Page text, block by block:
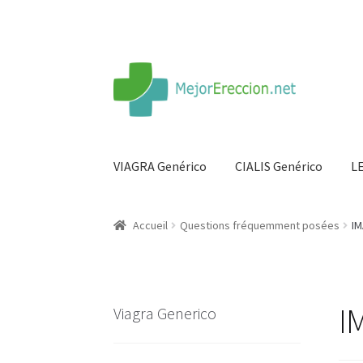
VIAGRA Genérico CIALIS Genérico
Accueil Roue de la fortune Organiser une fête
Accueil Questions fréquemment posées
Viagra Generico